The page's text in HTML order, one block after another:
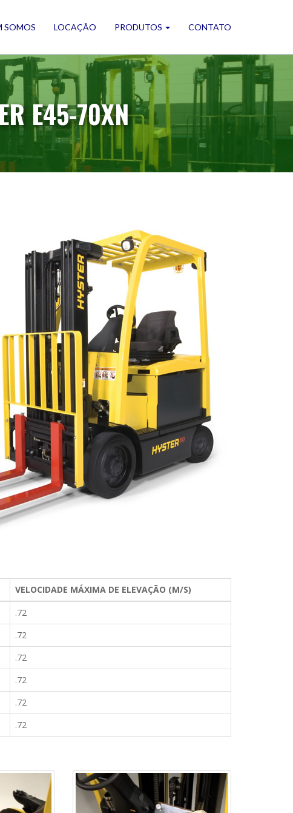
SOMOS LOCAÇÃO PRODUTOS CONTATO
E45-70XN
VELOCIDADE MÁXIMA DE ELEVAÇÃO (M/S)
.72
.72
.72
.72
.72
.72